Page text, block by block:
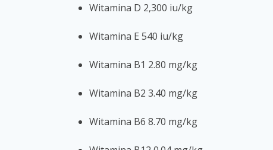
Witamina D 2,300 iu/kg
Witamina E 540 iu/kg
Witamina B1 2.80 mg/kg
Witamina B2 3.40 mg/kg
Witamina B6 8.70 mg/kg